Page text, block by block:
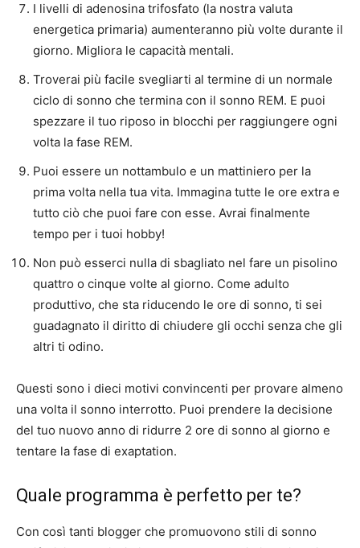
I livelli di adenosina trifosfato (la nostra valuta
energetica primaria) aumenteranno più volte durante il
giorno. Migliora le capacità mentali.
Troverai più facile svegliarti al termine di un normale
ciclo di sonno che termina con il sonno REM. E puoi
spezzare il tuo riposo in blocchi per raggiungere ogni
volta la fase REM.
Puoi essere un nottambulo e un mattiniero per la
prima volta nella tua vita. Immagina tutte le ore extra e
tutto ciò che puoi fare con esse. Avrai finalmente
tempo per i tuoi hobby!
Non può esserci nulla di sbagliato nel fare un pisolino
quattro o cinque volte al giorno. Come adulto
produttivo, che sta riducendo le ore di sonno, ti sei
guadagnato il diritto di chiudere gli occhi senza che gli
altri ti odino.
Questi sono i dieci motivi convincenti per provare almeno
una volta il sonno interrotto. Puoi prendere la decisione
del tuo nuovo anno di ridurre 2 ore di sonno al giorno e
tentare la fase di exaptation.
Quale programma è perfetto per te?
Con così tanti blogger che promuovono stili di sonno